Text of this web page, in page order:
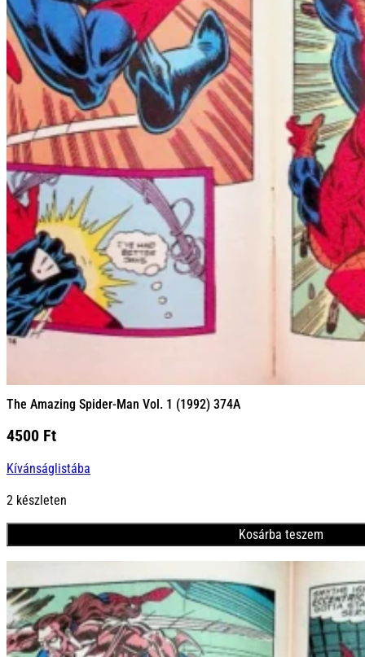
The Amazing Spider-Man Vol. 1 (1992) 374A
4500 Ft
Kívánságlistába
2 készleten
Kosárba teszem